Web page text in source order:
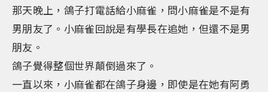
那天晚上，鴿子打電話給小麻雀，問小麻雀是不是有
男朋友了。小麻雀回說是有學長在追她，但還不是男
朋友。
鴿子覺得整個世界顛倒過來了。
一直以來，小麻雀都在鴿子身邊，即使是在她有阿勇